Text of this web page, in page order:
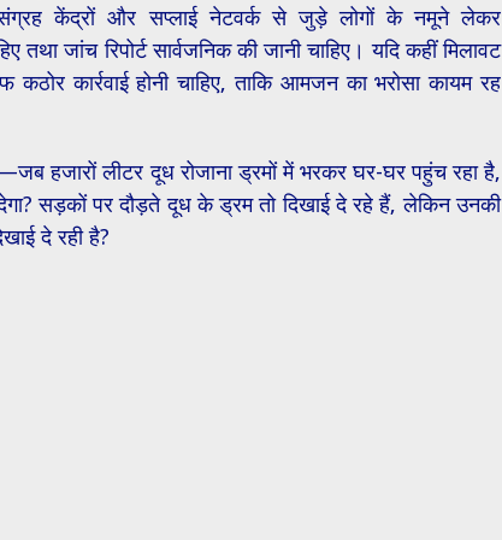
संग्रह केंद्रों और सप्लाई नेटवर्क से जुड़े लोगों के नमूने लेकर
तथा जांच रिपोर्ट सार्वजनिक की जानी चाहिए। यदि कहीं मिलावट
कठोर कार्रवाई होनी चाहिए, ताकि आमजन का भरोसा कायम रह
हजारों लीटर दूध रोजाना ड्रमों में भरकर घर-घर पहुंच रहा है,
देगा? सड़कों पर दौड़ते दूध के ड्रम तो दिखाई दे रहे हैं, लेकिन उनकी
दे रही है?